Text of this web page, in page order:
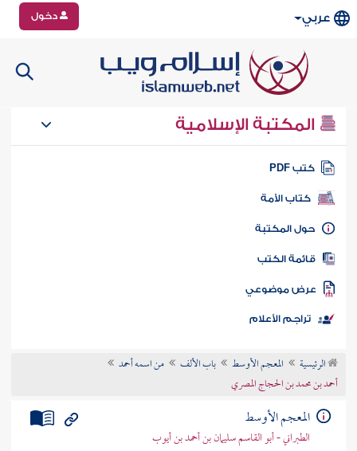
عربي دخول
المكتبة الإسلامية
كتب PDF
كتاب الأمة
المكتبة
الكتب
موضوعي
تراجم الأعلام
الرئيسية المعجم الأوسط باب الألف
من اسمه أحمد
أحمد بن محمد بن الحجاج المصري
المعجم الأوسط
الطبراني - أبو القاسم سليمان بن أحمد بن أيوب